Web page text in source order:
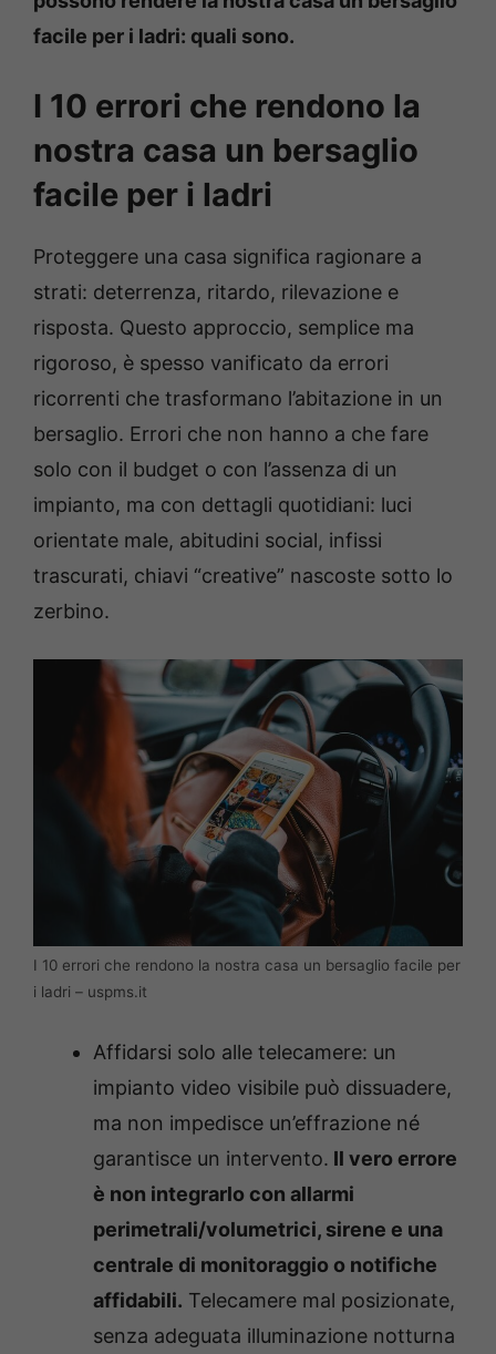
facile per i ladri: quali sono.
I 10 errori che rendono la
nostra casa un bersaglio
facile per i ladri
Proteggere una casa significa ragionare a
strati: deterrenza, ritardo, rilevazione e
risposta. Questo approccio, semplice ma
rigoroso, è spesso vanificato da errori
ricorrenti che trasformano l’abitazione in un
bersaglio. Errori che non hanno a che fare
solo con il budget o con l’assenza di un
impianto, ma con dettagli quotidiani: luci
orientate male, abitudini social, infissi
trascurati, chiavi “creative” nascoste sotto lo
zerbino.
I 10 errori che rendono la nostra casa un bersaglio facile per
i ladri – uspms.it
Affidarsi solo alle telecamere: un
impianto video visibile può dissuadere,
ma non impedisce un’effrazione né
garantisce un intervento. Il vero errore
è non integrarlo con allarmi
perimetrali/volumetrici, sirene e una
centrale di monitoraggio o notifiche
affidabili. Telecamere mal posizionate,
senza adeguata illuminazione notturna